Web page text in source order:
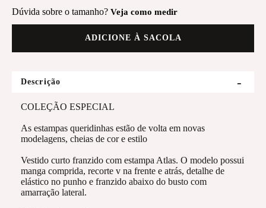
Dúvida sobre o tamanho? Veja como medir
ADICIONE À SACOLA
Descrição
COLEÇÃO ESPECIAL
As estampas queridinhas estão de volta em novas
modelagens, cheias de cor e estilo
Vestido curto franzido com estampa Atlas. O modelo possui
manga comprida, recorte v na frente e atrás, detalhe de
elástico no punho e franzido abaixo do busto com
amarração lateral.